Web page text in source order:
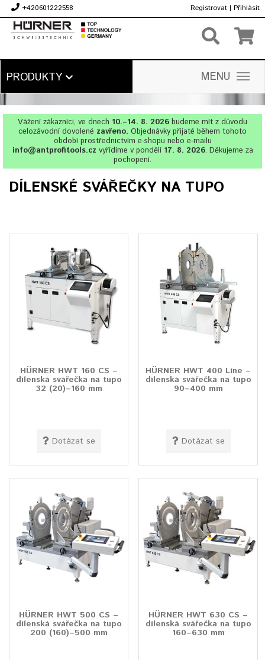
+420601222558 Registrovat | Přihlásit
PRODUKTY MENU
Vážení zákazníci, ve dnech 10.–14. 8. 2026 budeme mít z důvodu
celozávodní dovolené zavřeno. Objednávky přijaté během tohoto
období prostřednictvím e-shopu nebo e-mailu
info@antprofitools.cz vyřídíme v pondělí 17. 8. 2026. Děkujeme za
pochopení.
DÍLENSKÉ SVÁŘEČKY NA TUPO
HÜRNER HWT 160 CS –
dílenská svářečka na tupo
32 (20)–160 mm
Dotázat se
HÜRNER HWT 400 Line –
dílenská svářečka na tupo
90–400 mm
Dotázat se
HÜRNER HWT 500 CS –
dílenská svářečka na tupo
200 (160)–500 mm
HÜRNER HWT 630 CS –
dílenská svářečka na tupo
160–630 mm